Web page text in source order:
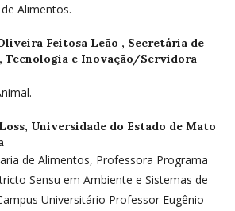
Alimentos.
Feitosa Leão , Secretária de
Tecnologia e Inovação/Servidora
Universidade do Estado de Mato
de Alimentos, Professora Programa
Sensu em Ambiente e Sistemas de
Universitário Professor Eugênio